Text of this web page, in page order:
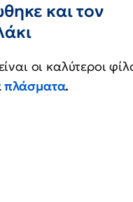
και τον
οι καλύτεροι
πλάσματα.